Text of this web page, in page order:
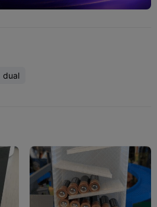
dual